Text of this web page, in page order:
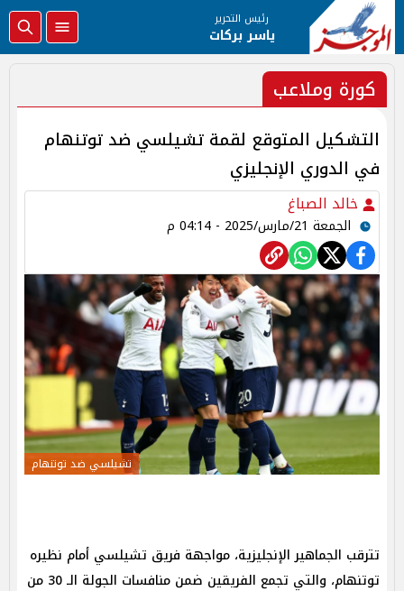
رئيس التحرير
ياسر بركات
كورة وملاعب
التشكيل المتوقع لقمة تشيلسي ضد توتنهام
في الدوري الإنجليزي
خالد الصباغ
الجمعة 21/مارس/2025 - 04:14 م
تشيلسي ضد توتنهام
تترقب الجماهير الإنجليزية، مواجهة فريق تشيلسي أمام نظيره
توتنهام، والتي تجمع الفريقين ضمن منافسات الجولة الـ 30 من